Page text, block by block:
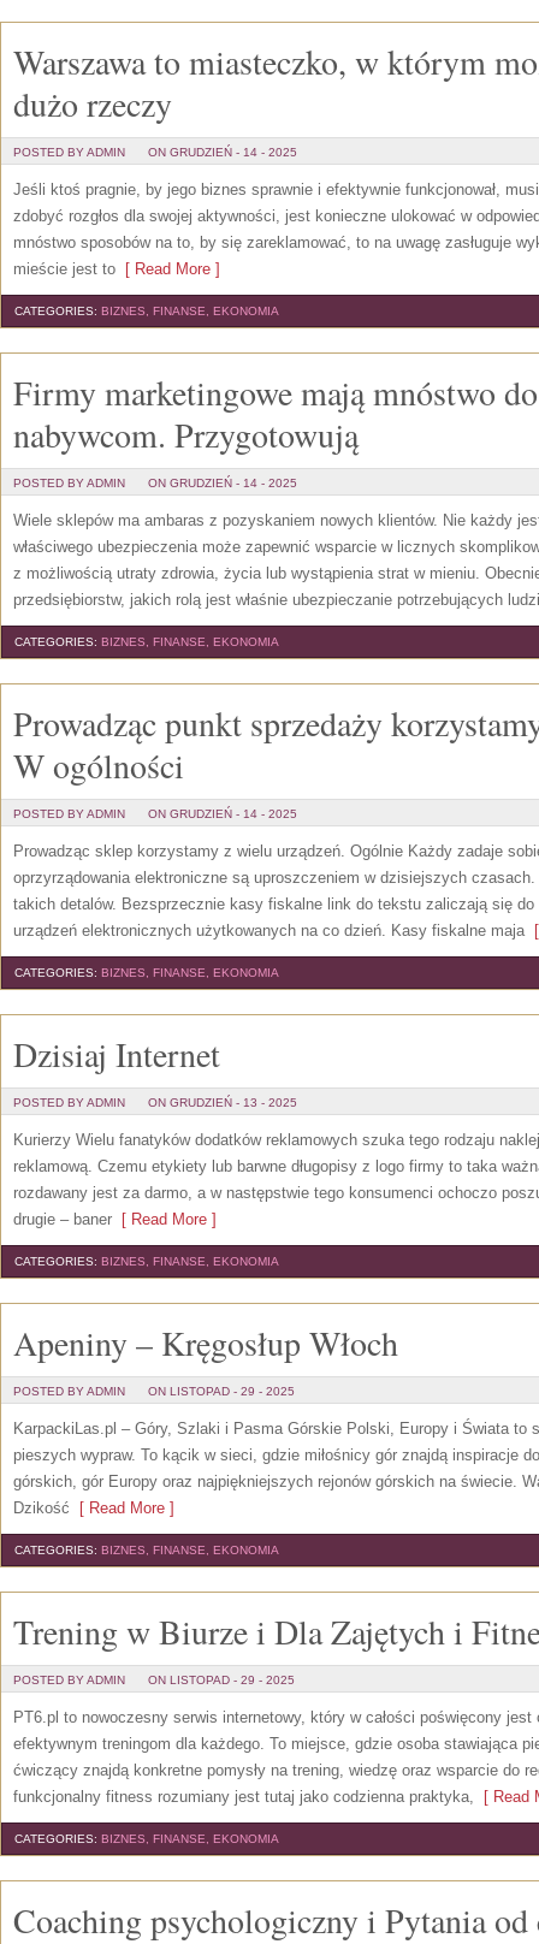
Warszawa to miasteczko, w którym
dużo rzeczy
POSTED BY ADMIN ON GRUDZIEŃ - 14 - 2025
Jeśli ktoś pragnie, by jego biznes sprawnie i efektywnie funkcjonował,
zdobyć rozgłos dla swojej aktywności, jest konieczne ulokować w
mnóstwo sposobów na to, by się zareklamować, to na uwagę zasługuje
mieście jest to [ Read More ]
CATEGORIES: BIZNES, FINANSE, EKONOMIA
Firmy marketingowe mają mnóstwo
nabywcom. Przygotowują
POSTED BY ADMIN ON GRUDZIEŃ - 14 - 2025
Wiele sklepów ma ambaras z pozyskaniem nowych klientów. Nie każdy
właściwego ubezpieczenia może zapewnić wsparcie w licznych
z możliwością utraty zdrowia, życia lub wystąpienia strat w mieniu.
przedsiębiorstw, jakich rolą jest właśnie ubezpieczanie potrzebujących
CATEGORIES: BIZNES, FINANSE, EKONOMIA
Prowadząc punkt sprzedaży
W ogólności
POSTED BY ADMIN ON GRUDZIEŃ - 14 - 2025
Prowadząc sklep korzystamy z wielu urządzeń. Ogólnie Każdy zadaje
oprzyrządowania elektroniczne są uproszczeniem w dzisiejszych
takich detalów. Bezsprzecznie kasy fiskalne link do tekstu zaliczają się
urządzeń elektronicznych użytkowanych na co dzień. Kasy fiskalne maja[
CATEGORIES: BIZNES, FINANSE, EKONOMIA
Dzisiaj Internet
POSTED BY ADMIN ON GRUDZIEŃ - 13 - 2025
Kurierzy Wielu fanatyków dodatków reklamowych szuka tego rodzaju
reklamową. Czemu etykiety lub barwne długopisy z logo firmy to taka
rozdawany jest za darmo, a w następstwie tego konsumenci ochoczo
drugie – baner [ Read More ]
CATEGORIES: BIZNES, FINANSE, EKONOMIA
Apeniny – Kręgosłup Włoch
POSTED BY ADMIN ON LISTOPAD - 29 - 2025
KarpackiLas.pl – Góry, Szlaki i Pasma Górskie Polski, Europy i Świata to
pieszych wypraw. To kącik w sieci, gdzie miłośnicy gór znajdą inspiracje
górskich, gór Europy oraz najpiękniejszych rejonów górskich na świecie.
Dzikość [ Read More ]
CATEGORIES: BIZNES, FINANSE, EKONOMIA
Trening w Biurze i Dla Zajętych i
POSTED BY ADMIN ON LISTOPAD - 29 - 2025
PT6.pl to nowoczesny serwis internetowy, który w całości poświęcony
efektywnym treningom dla każdego. To miejsce, gdzie osoba stawiająca
ćwiczący znajdą konkretne pomysły na trening, wiedzę oraz wsparcie do
funkcjonalny fitness rozumiany jest tutaj jako codzienna praktyka, [ Read
CATEGORIES: BIZNES, FINANSE, EKONOMIA
Coaching psychologiczny i Pytania